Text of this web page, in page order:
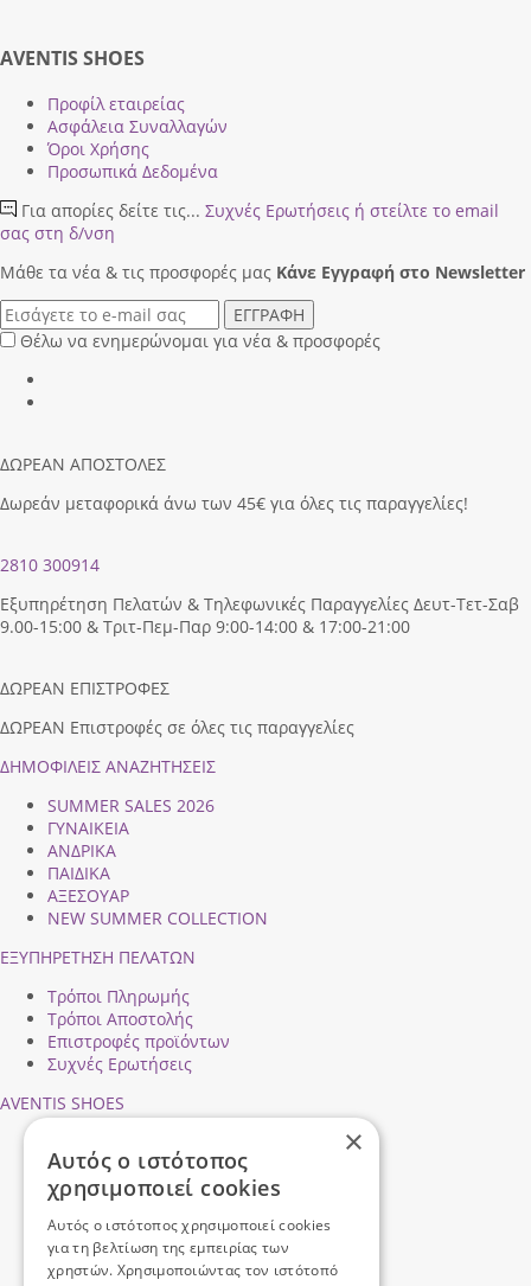
AVENTIS SHOES
Προφίλ εταιρείας
Ασφάλεια Συναλλαγών
Όροι Χρήσης
Προσωπικά Δεδομένα
Για απορίες δείτε τις... Συχνές Ερωτήσεις ή στείλτε το email
σας στη δ/νση
Μάθε τα νέα & τις προσφορές μας Κάνε Eγγραφή στο Newsletter
ΕΓΓΡΑΦΗ
Θέλω να ενημερώνομαι για νέα & προσφορές
ΔΩΡΕΑΝ ΑΠΟΣΤΟΛΕΣ
Δωρεάν μεταφορικά άνω των 45€ για όλες τις παραγγελίες!
2810 300914
Εξυπηρέτηση Πελατών & Τηλεφωνικές Παραγγελίες Δευτ-Τετ-Σαβ
9.00-15:00 & Τριτ-Πεμ-Παρ 9:00-14:00 & 17:00-21:00
ΔΩΡΕΑΝ ΕΠΙΣΤΡΟΦΕΣ
ΔΩΡΕΑΝ Επιστροφές σε όλες τις παραγγελίες
ΔΗΜΟΦΙΛEIΣ ΑΝΑΖΗΤΗΣΕΙΣ
SUMMER SALES 2026
ΓΥΝΑΙΚΕΙΑ
ΑΝΔΡΙΚΑ
ΠΑΙΔΙΚΑ
ΑΞΕΣΟΥΑΡ
NEW SUMMER COLLECTION
ΕΞΥΠΗΡΕΤΗΣΗ ΠΕΛΑΤΩΝ
Τρόποι Πληρωμής
Τρόποι Αποστολής
Επιστροφές προϊόντων
Συχνές Ερωτήσεις
AVENTIS SHOES
Ασφάλεια Συναλλαγών
Προσωπικά Δεδομένα
Όροι Χρήσης
×
Αυτός ο ιστότοπος
χρησιμοποιεί cookies
Αυτός ο ιστότοπος χρησιμοποιεί cookies
για τη βελτίωση της εμπειρίας των
χρηστών. Χρησιμοποιώντας τον ιστότοπό